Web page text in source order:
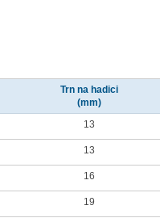
Trn na hadici
(mm)
13
13
16
19